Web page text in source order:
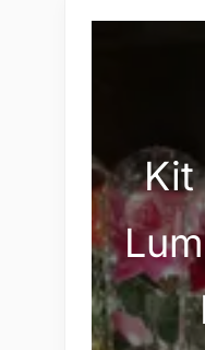
Kit